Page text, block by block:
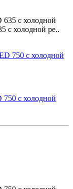
с холодной
с холодной ре..
с холодной